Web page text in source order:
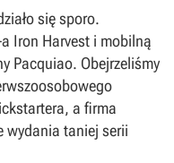
się sporo.
Iron Harvest i mobilną
Pacquiao. Obejrzeliśmy
a firma
wydania taniej serii